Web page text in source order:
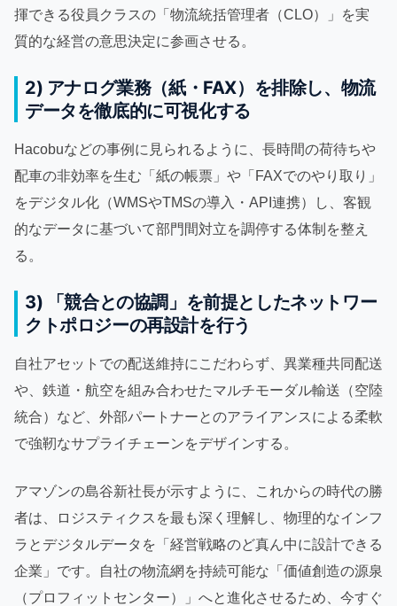
揮できる役員クラスの「物流統括管理者（CLO）」を実
質的な経営の意思決定に参画させる。
2) アナログ業務（紙・FAX）を排除し、物流
データを徹底的に可視化する
Hacobuなどの事例に見られるように、長時間の荷待ちや
配車の非効率を生む「紙の帳票」や「FAXでのやり取り」
をデジタル化（WMSやTMSの導入・API連携）し、客観
的なデータに基づいて部門間対立を調停する体制を整え
る。
3) 「競合との協調」を前提としたネットワー
クトポロジーの再設計を行う
自社アセットでの配送維持にこだわらず、異業種共同配送
や、鉄道・航空を組み合わせたマルチモーダル輸送（空陸
統合）など、外部パートナーとのアライアンスによる柔軟
で強靭なサプライチェーンをデザインする。
アマゾンの島谷新社長が示すように、これからの時代の勝
者は、ロジスティクスを最も深く理解し、物理的なインフ
ラとデジタルデータを「経営戦略のど真ん中に設計できる
企業」です。自社の物流網を持続可能な「価値創造の源泉
（プロフィットセンター）」へと進化させるため、今すぐ